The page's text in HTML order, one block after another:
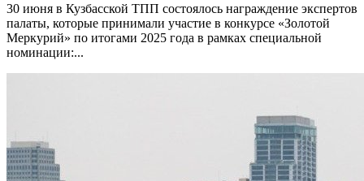
30 июня в Кузбасской ТПП состоялось награждение экспертов
палаты, которые принимали участие в конкурсе «Золотой
Меркурий» по итогами 2025 года в рамках специальной
номинации:...